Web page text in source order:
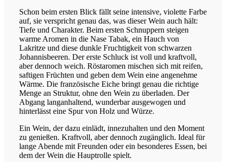
Schon beim ersten Blick fällt seine intensive, violette Farbe
auf, sie verspricht genau das, was dieser Wein auch hält:
Tiefe und Charakter. Beim ersten Schnuppern steigen
warme Aromen in die Nase Tabak, ein Hauch von
Lakritze und diese dunkle Fruchtigkeit von schwarzen
Johannisbeeren. Der erste Schluck ist voll und kraftvoll,
aber dennoch weich. Röstaromen mischen sich mit reifen,
saftigen Früchten und geben dem Wein eine angenehme
Wärme. Die französische Eiche bringt genau die richtige
Menge an Struktur, ohne den Wein zu überladen. Der
Abgang langanhaltend, wunderbar ausgewogen und
hinterlässt eine Spur von Holz und Würze.
Ein Wein, der dazu einlädt, innezuhalten und den Moment
zu genießen. Kraftvoll, aber dennoch zugänglich. Ideal für
lange Abende mit Freunden oder ein besonderes Essen, bei
dem der Wein die Hauptrolle spielt.